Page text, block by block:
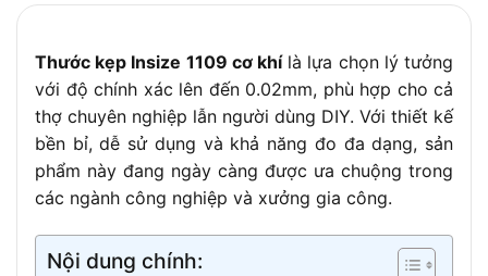
Thước kẹp Insize 1109 cơ khílà lựa chọn lý tưởng
với độ chính xác lên đến 0.02mm, phù hợp cho cả
thợ chuyên nghiệp lẫn người dùng DIY. Với thiết kế
bền bỉ, dễ sử dụng và khả năng đo đa dạng, sản
phẩm này đang ngày càng được ưa chuộng trong
các ngành công nghiệp và xưởng gia công.
Nội dung chính: